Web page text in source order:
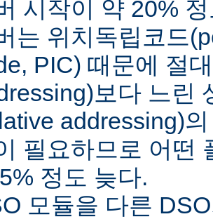
시작이 약 20%
는 위치독립코드
PIC) 때문에 절
보다 느린
addressing)
필요하므로 어떤
정도 늦다.
모듈을 다른